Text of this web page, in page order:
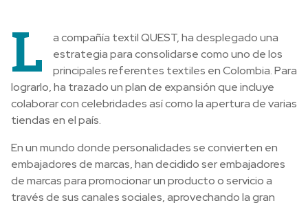
L
a compañía textil QUEST, ha desplegado una
estrategia para consolidarse como uno de los
principales referentes textiles en Colombia. Para
lograrlo, ha trazado un plan de expansión que incluye
colaborar con celebridades así como la apertura de varias
tiendas en el país.
En un mundo donde personalidades se convierten en
embajadores de marcas, han decidido ser embajadores
de marcas para promocionar un producto o servicio a
través de sus canales sociales, aprovechando la gran